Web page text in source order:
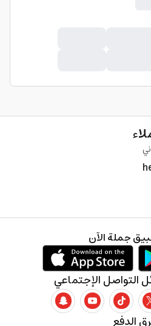
الدفع
التواصل الإجتماعي
جملة الآن